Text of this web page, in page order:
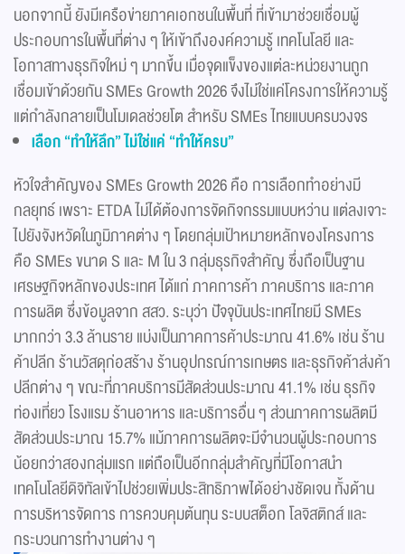
นอกจากนี้ ยังมีเครือข่ายภาคเอกชนในพื้นที่ ที่เข้ามาช่วยเชื่อมผู้
ประกอบการในพื้นที่ต่าง ๆ ให้เข้าถึงองค์ความรู้ เทคโนโลยี และ
โอกาสทางธุรกิจใหม่ ๆ มากขึ้น เมื่อจุดแข็งของแต่ละหน่วยงานถูก
เชื่อมเข้าด้วยกัน SMEs Growth 2026 จึงไม่ใช่แค่โครงการให้ความรู้
แต่กำลังกลายเป็นโมเดลช่วยโต สำหรับ SMEs ไทยแบบครบวงจร
เลือก “ทำให้ลึก” ไม่ใช่แค่ “ทำให้ครบ”
หัวใจสำคัญของ SMEs Growth 2026 คือ การเลือกทำอย่างมี
กลยุทธ์ เพราะ ETDA ไม่ได้ต้องการจัดกิจกรรมแบบหว่าน แต่ลงเจาะ
ไปยังจังหวัดในภูมิภาคต่าง ๆ โดยกลุ่มเป้าหมายหลักของโครงการ
คือ SMEs ขนาด S และ M ใน 3 กลุ่มธุรกิจสำคัญ ซึ่งถือเป็นฐาน
เศรษฐกิจหลักของประเทศ ได้แก่ ภาคการค้า ภาคบริการ และภาค
การผลิต ซึ่งข้อมูลจาก สสว. ระบุว่า ปัจจุบันประเทศไทยมี SMEs
มากกว่า 3.3 ล้านราย แบ่งเป็นภาคการค้าประมาณ 41.6% เช่น ร้าน
ค้าปลีก ร้านวัสดุก่อสร้าง ร้านอุปกรณ์การเกษตร และธุรกิจค้าส่งค้า
ปลีกต่าง ๆ ขณะที่ภาคบริการมีสัดส่วนประมาณ 41.1% เช่น ธุรกิจ
ท่องเที่ยว โรงแรม ร้านอาหาร และบริการอื่น ๆ ส่วนภาคการผลิตมี
สัดส่วนประมาณ 15.7% แม้ภาคการผลิตจะมีจำนวนผู้ประกอบการ
น้อยกว่าสองกลุ่มแรก แต่ถือเป็นอีกกลุ่มสำคัญที่มีโอกาสนำ
เทคโนโลยีดิจิทัลเข้าไปช่วยเพิ่มประสิทธิภาพได้อย่างชัดเจน ทั้งด้าน
การบริหารจัดการ การควบคุมต้นทุน ระบบสต็อก โลจิสติกส์ และ
กระบวนการทำงานต่าง ๆ